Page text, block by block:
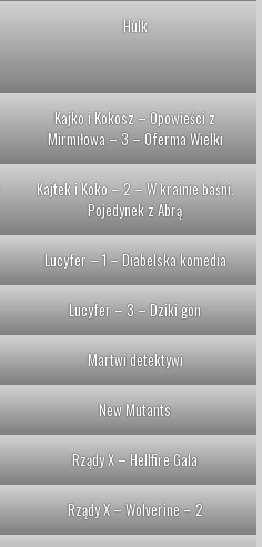
Hulk
Kajko i Kokosz – Opowieści z
Mirmiłowa – 3 – Oferma Wielki
Kajtek i Koko – 2 – W krainie baśni.
Pojedynek z Abrą
Lucyfer – 1 – Diabelska komedia
Lucyfer – 3 – Dziki gon
Martwi detektywi
New Mutants
Rządy X – Hellfire Gala
Rządy X – Wolverine – 2